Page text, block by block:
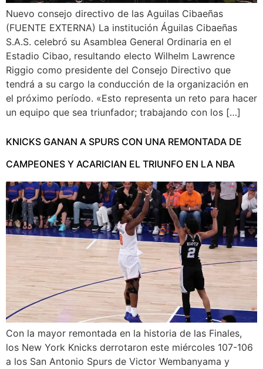
Nuevo consejo directivo de las Aguilas Cibaeñas
(FUENTE EXTERNA) La institución Águilas Cibaeñas
S.A.S. celebró su Asamblea General Ordinaria en el
Estadio Cibao, resultando electo Wilhelm Lawrence
Riggio como presidente del Consejo Directivo que
tendrá a su cargo la conducción de la organización en
el próximo período. «Esto representa un reto para hacer
un equipo que sea triunfador; trabajando con los […]
KNICKS GANAN A SPURS CON UNA REMONTADA DE
CAMPEONES Y ACARICIAN EL TRIUNFO EN LA NBA
Con la mayor remontada en la historia de las Finales,
los New York Knicks derrotaron este miércoles 107-106
a los San Antonio Spurs de Victor Wembanyama y